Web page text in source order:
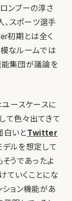
ンブーの淳さ
スポーツ選手
初期とは全く
模なルームでは
能集団が議論を
ースケースに
て色々出てきて
白いとTwitter
デルを想定して
うであったよ
ていくことにな
ョン機能があ